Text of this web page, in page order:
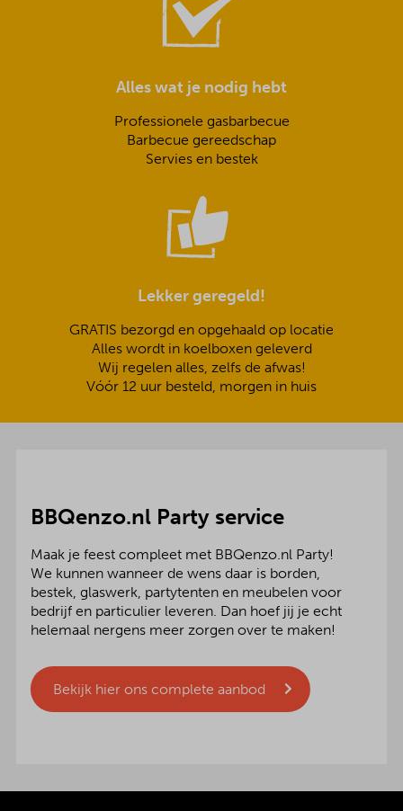
Alles wat je nodig hebt
Professionele gasbarbecue
Barbecue gereedschap
Servies en bestek
Lekker geregeld!
GRATIS bezorgd en opgehaald op locatie
Alles wordt in koelboxen geleverd
Wij regelen alles, zelfs de afwas!
Vóór 12 uur besteld, morgen in huis
BBQenzo.nl Party service
Maak je feest compleet met BBQenzo.nl Party!
We kunnen wanneer de wens daar is borden,
bestek, glaswerk, partytenten en meubelen voor
bedrijf en particulier leveren. Dan hoef jij je echt
helemaal nergens meer zorgen over te maken!
Bekijk hier ons complete aanbod